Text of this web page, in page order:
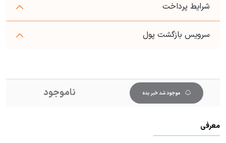
شرایط پرداخت
سرویس بازگشت پول
ناموجود موجود شد خبر بده
معرفی